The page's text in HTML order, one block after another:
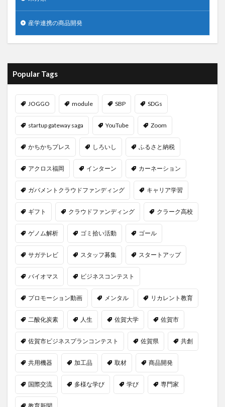
産学連携の商品開発
Popular Tags
JOGGO module SBP SDGs
startup gateway saga YouTube Zoom
かちかちプレス しろいし ふるさと納税
アクロス福岡 インターン カーネーション
ガバメントクラウドファンディング キャリア学習
ギフト クラウドファンディング クラーク高校
ゲノム解析 ゴミ拾い活動 ゴール
サガテレビ スタッフ募集 スタートアップ
バイオマス ビジネスコンテスト
プロモーション動画 メンタル リカレント教育
二酸化炭素 人生 佐賀大学 佐賀市
佐賀市ビジネスプランコンテスト 佐賀県 共創
共用機器 加工品 取材 商品開発
国際交流 多様な学び 学び 専門家